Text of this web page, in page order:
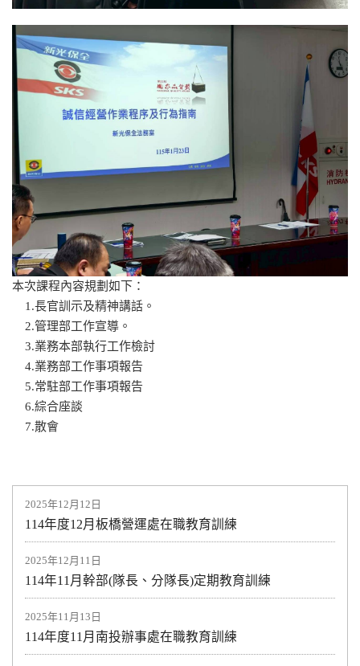
2025年12月12日
114年度12月板橋營運處在職教育訓練
2025年12月11日
114年11月幹部(隊長、分隊長)定期教育訓練
2025年11月13日
114年度11月南投辦事處在職教育訓練
本次課程內容規劃如下：
1.長官訓示及精神講話。
2.管理部工作宣導。
3.業務本部執行工作檢討
4.業務部工作事項報告
5.常駐部工作事項報告
6.綜合座談
7.散會